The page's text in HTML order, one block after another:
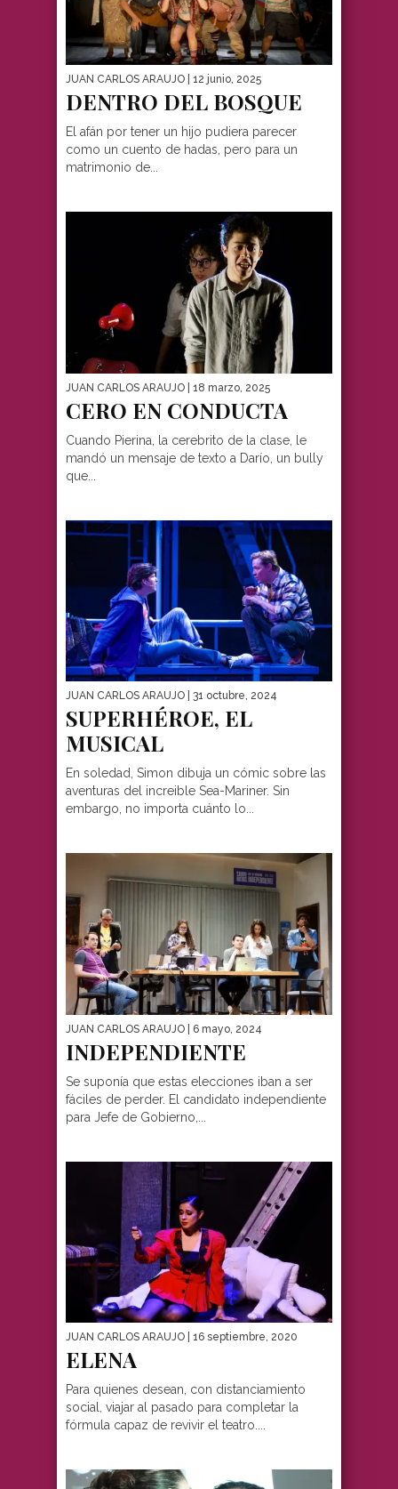
JUAN CARLOS ARAUJO | 12 junio, 2025
DENTRO DEL BOSQUE
El afán por tener un hijo pudiera parecer
como un cuento de hadas, pero para un
matrimonio de...
JUAN CARLOS ARAUJO | 18 marzo, 2025
CERO EN CONDUCTA
Cuando Pierina, la cerebrito de la clase, le
mandó un mensaje de texto a Darío, un bully
que...
JUAN CARLOS ARAUJO | 31 octubre, 2024
SUPERHÉROE, EL
MUSICAL
En soledad, Simon dibuja un cómic sobre las
aventuras del increible Sea-Mariner. Sin
embargo, no importa cuánto lo...
JUAN CARLOS ARAUJO | 6 mayo, 2024
INDEPENDIENTE
Se suponía que estas elecciones iban a ser
fáciles de perder. El candidato independiente
para Jefe de Gobierno,...
JUAN CARLOS ARAUJO | 16 septiembre, 2020
ELENA
Para quienes desean, con distanciamiento
social, viajar al pasado para completar la
fórmula capaz de revivir el teatro....